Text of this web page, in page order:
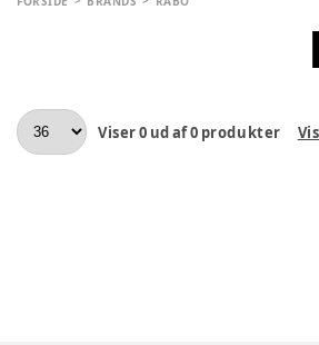
Viser0 ud af0 produkter